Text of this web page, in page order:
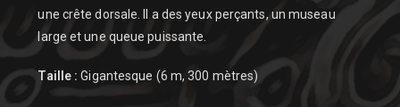
une crête dorsale. Il a des yeux perçants, un museau
large et une queue puissante.
Taille : Gigantesque (6 m,300 mètres)